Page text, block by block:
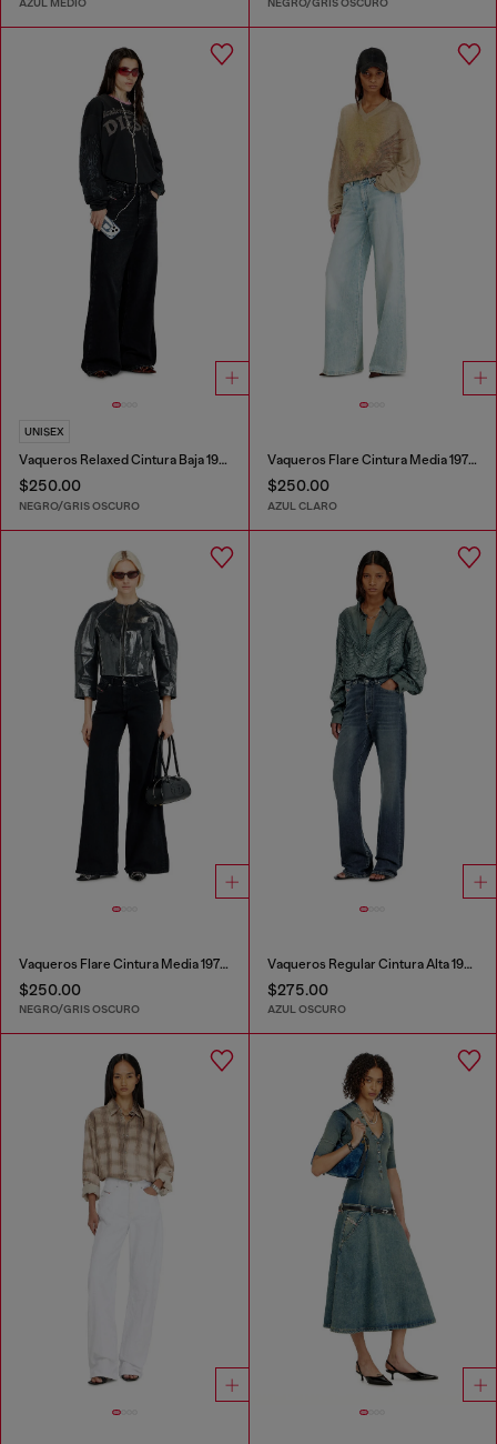
UNISEX
Vaqueros Relaxed Cintura Baja 1996 D-Sire
$250.00
NEGRO/GRIS OSCURO
Vaqueros Flare Cintura Media 1978 D-Akemi
$250.00
AZUL CLARO
Vaqueros Flare Cintura Media 1978 D-Akemi
$250.00
NEGRO/GRIS OSCURO
Vaqueros Regular Cintura Alta 1971 D-Sent
$275.00
AZUL OSCURO